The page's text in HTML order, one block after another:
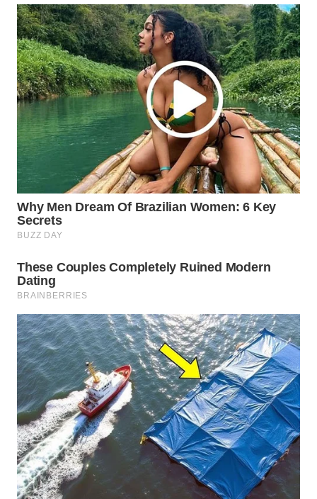
WAHANANEWS
CO ID
WAHANANEWS
NET
WAHANA
SPORT
WAHANA
UMKM
WAHANA
WAHANA
WAHANA
OTOMOTIF
WAHANA
HEALTH
WAHANA
DESA
WISATA